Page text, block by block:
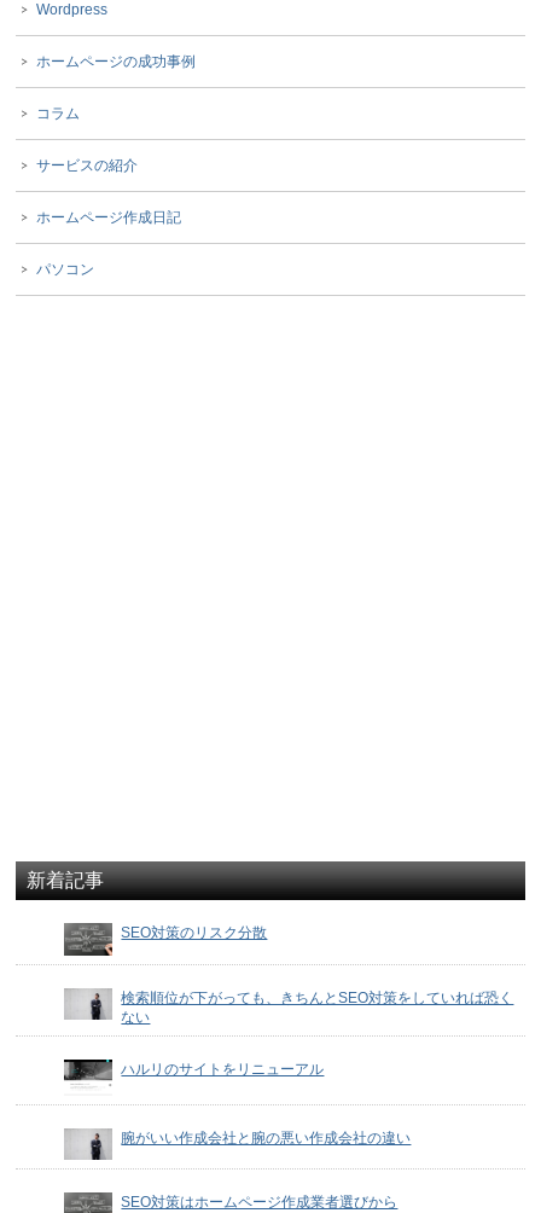
Wordpress
ホームページの成功事例
コラム
サービスの紹介
ホームページ作成日記
パソコン
新着記事
SEO対策のリスク分散
検索順位が下がっても、きちんとSEO対策をしていれば恐く
ない
ハルリのサイトをリニューアル
腕がいい作成会社と腕の悪い作成会社の違い
SEO対策はホームページ作成業者選びから